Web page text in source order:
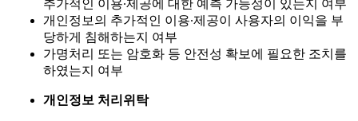
추가적인 이용∙제공에 대한 예측 가능성이 있는지 여부
개인정보의 추가적인 이용∙제공이 사용자의 이익을 부
당하게 침해하는지 여부
가명처리 또는 암호화 등 안전성 확보에 필요한 조치를
하였는지 여부
개인정보 처리위탁